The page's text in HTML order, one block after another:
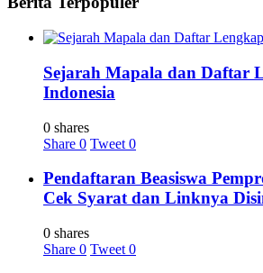
Sejarah Mapala dan Daftar
Indonesia
0 shares
Share 0 Tweet 0
Pendaftaran Beasiswa
Cek Syarat dan Linknya
0 shares
Share 0 Tweet 0